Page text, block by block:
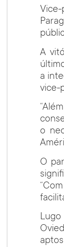
A
a
vice-
o
O